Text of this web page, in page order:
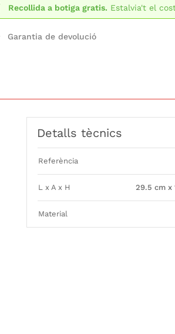
Recollida a botiga gratis. Estalvia't el
Garantia de devolució
Detalls tècnics
Referència
L x A x H 29.5 cm x
Material